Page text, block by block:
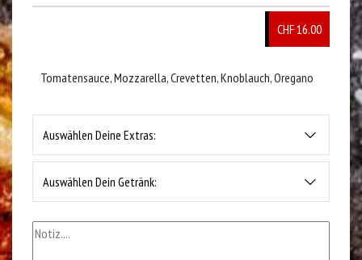
CHF 16.00
Tomatensauce, Mozzarella, Crevetten, Knoblauch, Oregano
Auswählen Deine Extras:
Auswählen Dein Getränk: